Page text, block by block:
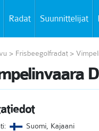
Radat Suunnittelijat
> Frisbeegolfradat>
Suomi, Kajaani